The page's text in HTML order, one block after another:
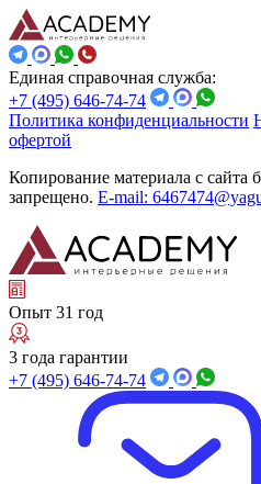
Единая справочная служба:
+7 (495) 646-74-74
Политика конфиденциальности
офертой
Копирование материала с сайта
запрещено. E-mail:
Опыт 31 год
3 года гарантии
+7 (495) 646-74-74